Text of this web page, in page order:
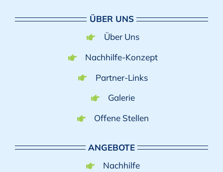
ÜBER UNS
Über Uns
Nachhilfe-Konzept
Partner-Links
Galerie
Offene Stellen
ANGEBOTE
Nachhilfe